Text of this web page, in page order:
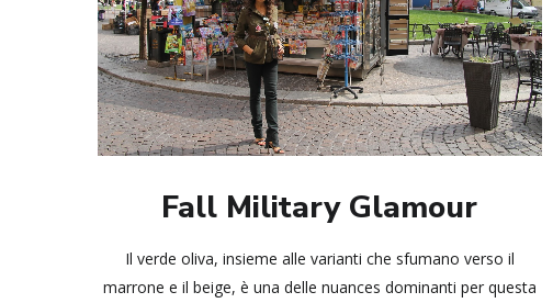
Fall Military Glamour
Il verde oliva, insieme alle varianti che sfumano verso il
marrone e il beige, è una delle nuances dominanti per questa